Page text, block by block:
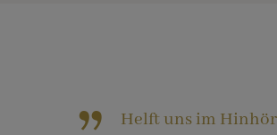
Helft uns im